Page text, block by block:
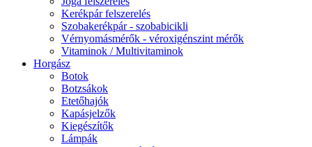
Kerékpár felszerelés
Szobakerékpár - szobabicikli
Vérnyomásmérők - véroxigénszint mérők
Vitaminok / Multivitaminok
Horgász
Botok
Botzsákok
Etetőhajók
Kapásjelzők
Kiegészítők
Lámpák